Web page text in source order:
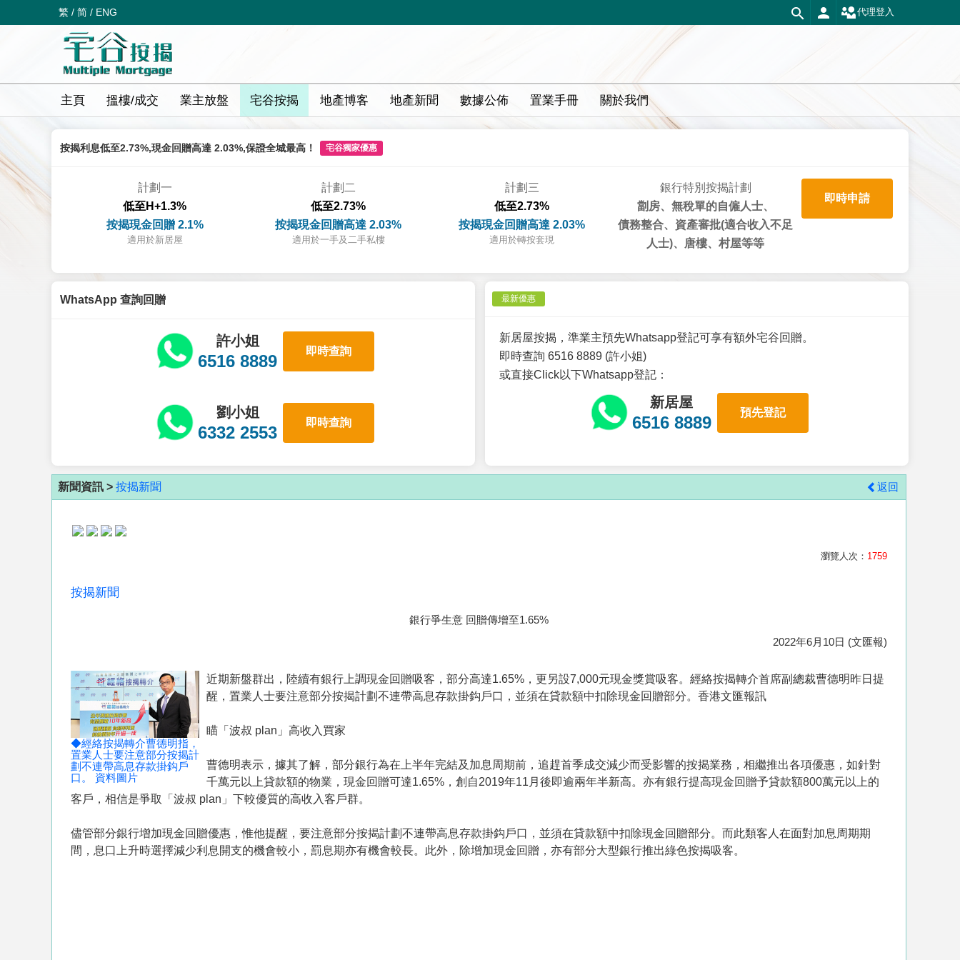
繁 / 简 / ENG 代理登入
主頁 搵樓/成交 業主放盤 宅谷按揭 地產博客 地產新聞 數據公佈 置業手冊 關於我們
按揭利息低至2.73%,現金回贈高達 2.03%,保證全城最高！ 宅谷獨家優惠
計劃一
低至H+1.3%
按揭現金回贈 2.1%
適用於新居屋
計劃二
低至2.73%
按揭現金回贈高達 2.03%
適用於一手及二手私樓
計劃三
低至2.73%
按揭現金回贈高達 2.03%
適用於轉按套現
銀行特別按揭計劃
劏房、無稅單的自僱人士、
債務整合、資產審批(適合收入不足
人士)、唐樓、村屋等等
即時申請
WhatsApp 查詢回贈
許小姐
6516 8889
即時查詢
劉小姐
6332 2553
即時查詢
最新優惠
新居屋按揭，準業主預先Whatsapp登記可享有額外宅谷回贈。
即時查詢 6516 8889 (許小姐)
或直接Click以下Whatsapp登記：
新居屋
6516 8889
預先登記
新聞資訊 > 按揭新聞 返回
瀏覽人次： 1759
按揭新聞
銀行爭生意 回贈傳增至1.65%
2022年6月10日 (文匯報)
◆經絡按揭轉介曹德明指，
置業人士要注意部分按揭計
劃不連帶高息存款掛鈎戶
口。 資料圖片
近期新盤群出，陸續有銀行上調現金回贈吸客，部分高達1.65%，更另設7,000元現金獎賞吸客。經絡按揭轉介首席副總裁曹德明昨日提
醒，置業人士要注意部分按揭計劃不連帶高息存款掛鈎戶口，並須在貸款額中扣除現金回贈部分。香港文匯報訊
瞄「波叔 plan」高收入買家
曹德明表示，據其了解，部分銀行為在上半年完結及加息周期前，追趕首季成交減少而受影響的按揭業務，相繼推出各項優惠，如針對
千萬元以上貸款額的物業，現金回贈可達1.65%，創自2019年11月後即逾兩年半新高。亦有銀行提高現金回贈予貸款額800萬元以上的
客戶，相信是爭取「波叔 plan」下較優質的高收入客戶群。
儘管部分銀行增加現金回贈優惠，惟他提醒，要注意部分按揭計劃不連帶高息存款掛鈎戶口，並須在貸款額中扣除現金回贈部分。而此類客人在面對加息周期期
間，息口上升時選擇減少利息開支的機會較小，罰息期亦有機會較長。此外，除增加現金回贈，亦有部分大型銀行推出綠色按揭吸客。